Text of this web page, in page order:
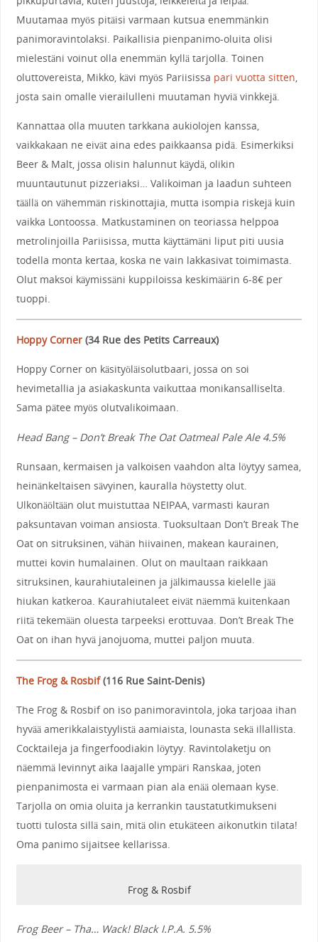
Muutamaa myös pitäisi varmaan kutsua enemmänkin
panimoravintolaksi. Paikallisia pienpanimo-oluita olisi
mielestäni voinut olla enemmän kyllä tarjolla. Toinen
oluttovereista, Mikko, kävi myös Pariisissa pari vuotta sitten
josta sain omalle vierailulleni muutaman hyviä vinkkejä.
Kannattaa olla muuten tarkkana aukiolojen kanssa,
vaikkakaan ne eivät aina edes paikkaansa pidä. Esimerkiksi
Beer & Malt, jossa olisin halunnut käydä, olikin
muuntautunut pizzeriaksi… Valikoiman ja laadun suhteen
täällä on vähemmän riskinottajia, mutta isompia riskejä kuin
vaikka Lontoossa. Matkustaminen on teoriassa helppoa
metrolinjoilla Pariisissa, mutta käyttämäni liput piti uusia
todella monta kertaa, koska ne vain lakkasivat toimimasta.
Olut maksoi käymissäni kuppiloissa keskimäärin 6-8€ per
tuoppi.
Hoppy Corner(34 Rue des Petits Carreaux)
Hoppy Corner on käsityöläisolutbaari, jossa on soi
hevimetallia ja asiakaskunta vaikuttaa monikansalliselta.
Sama pätee myös olutvalikoimaan.
Head Bang – Don’t Break The Oat Oatmeal Pale Ale 4.5%
Runsaan, kermaisen ja valkoisen vaahdon alta löytyy samea,
heinänkeltaisen sävyinen, kauralla höystetty olut.
Ulkonäöltään olut muistuttaa NEIPAA, varmasti kauran
paksuntavan voiman ansiosta. Tuoksultaan Don’t Break The
Oat on sitruksinen, vähän hiivainen, makean kaurainen,
muttei kovin humalainen. Olut on maultaan raikkaan
sitruksinen, kaurahiutaleinen ja jälkimaussa kielelle jää
hiukan katkeroa. Kaurahiutaleet eivät näemmä kuitenkaan
riitä tekemään oluesta tarpeeksi erottuvaa. Don’t Break The
Oat on ihan hyvä janojuoma, muttei paljon muuta.
The Frog & Rosbif(116 Rue Saint-Denis)
The Frog & Rosbif on iso panimoravintola, joka tarjoaa ihan
hyvää amerikkalaistyylistä aamiaista, lounasta sekä illallista.
Cocktaileja ja fingerfoodiakin löytyy. Ravintolaketju on
näemmä levinnyt aika laajalle ympäri Ranskaa, joten
pienpanimosta ei varmaan pian ala enää olemaan kyse.
Tarjolla on omia oluita ja kerrankin taustatutkimukseni
tuotti tulosta sillä sain, mitä olin etukäteen aikonutkin tilata!
Oma panimo sijaitsee kellarissa.
Frog & Rosbif
Frog Beer – Tha… Wack! Black I.P.A. 5.5%